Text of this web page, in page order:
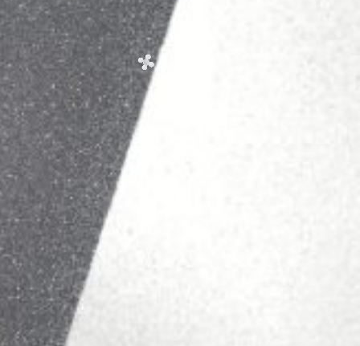
与艺博会，并在美术馆、公共空
艺术展。根植于当代艺术生态
联动国内外机构，以推出新的
研究 / 策展实践